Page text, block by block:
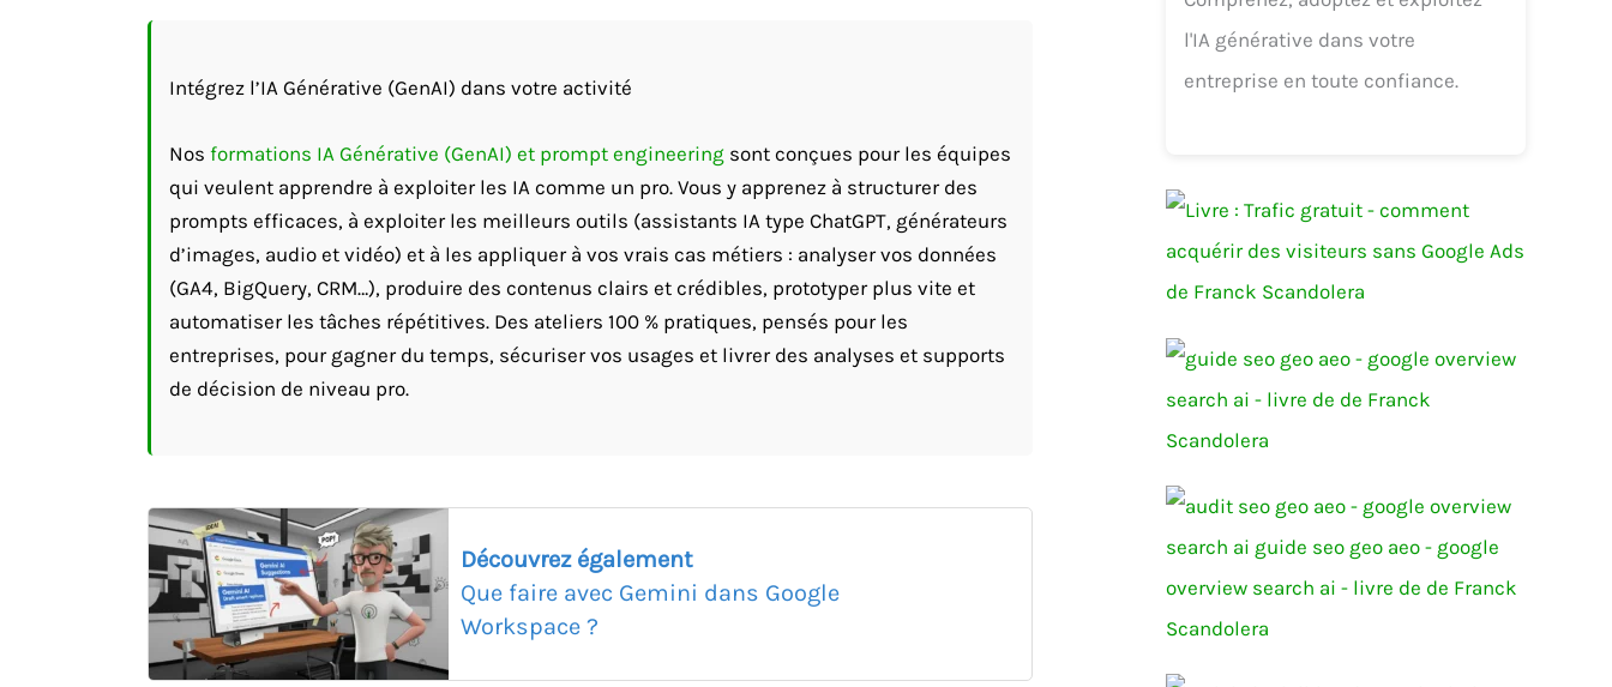
Intégrez l’IA Générative (GenAI) dans votre activité
Nos formations IA Générative (GenAI) et prompt engineering sont conçues pour les équipes
qui veulent apprendre à exploiter les IA comme un pro. Vous y apprenez à structurer des
prompts efficaces, à exploiter les meilleurs outils (assistants IA type ChatGPT, générateurs
d’images, audio et vidéo) et à les appliquer à vos vrais cas métiers : analyser vos données
(GA4, BigQuery, CRM…), produire des contenus clairs et crédibles, prototyper plus vite et
automatiser les tâches répétitives. Des ateliers 100 % pratiques, pensés pour les
entreprises, pour gagner du temps, sécuriser vos usages et livrer des analyses et supports
de décision de niveau pro.
Découvrez également
Que faire avec Gemini dans Google
Workspace ?
l'IA générative dans votre
entreprise en toute confiance.